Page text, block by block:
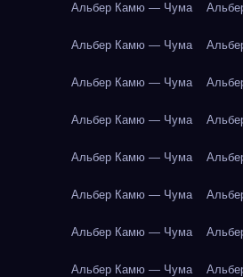
Альбер Камю — Чума
Альбер Камю — Чума
Альбер Камю — Чума
Альбер Камю — Чума
Альбер Камю — Чума
Альбер Камю — Чума
Альбер Камю — Чума
Альбер Камю — Чума